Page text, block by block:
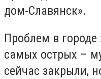
дом-Славянск».
Проблем в городе
самых острых –
сейчас закрыли,